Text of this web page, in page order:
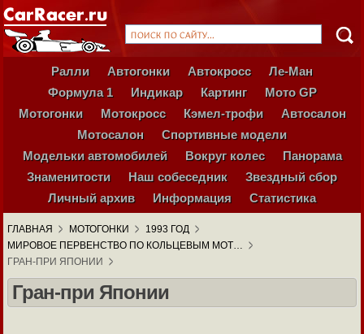
Ралли Автогонки Автокросс
Ле-Ман
Формула 1
Индикар Картинг
Мото GP
Мотогонки
Мотокросс Кэмел-трофи
Автосалон
Мотосалон
Спортивные модели
Модельки автомобилей
Вокруг колес
Панорама
Знаменитости
Наш собеседник
Звездный сбор
Личный архив
Информация Статистика
ГЛАВНАЯ МОТОГОНКИ
1993 ГОД
МИРОВОЕ ПЕРВЕНСТВО ПО КОЛЬЦЕВЫМ МОТ…
ГРАН-ПРИ ЯПОНИИ
Гран-при Японии